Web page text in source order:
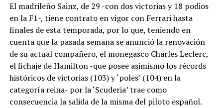
El madrileño Sainz, de 29 -con dos victorias y 18 podios
en la F1-, tiene contrato en vigor con Ferrari hasta
finales de esta temporada, por lo que, teniendo en
cuenta que la pasada semana se anunció la renovación
de su actual compañero, el monegasco Charles Leclerc,
el fichaje de Hamilton -que posee asimismo los récords
históricos de victorias (103) y ‘poles’ (104) en la
categoría reina- por la ‘Scuderia’ trae como
consecuencia la salida de la misma del piloto español.